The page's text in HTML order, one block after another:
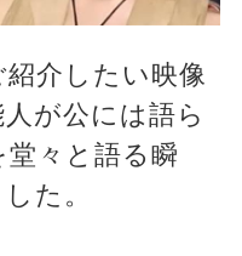
介したい映像
が公には語ら
々と語る瞬
た。